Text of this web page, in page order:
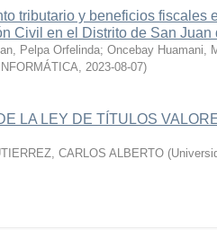
tributario y beneficios fiscales
Civil en el Distrito de San Juan
Pelpa Orfelinda; Oncebay Huamani,
, 2023-08-07)
LA LEY DE TÍTULOS
CARLOS ALBERTO (